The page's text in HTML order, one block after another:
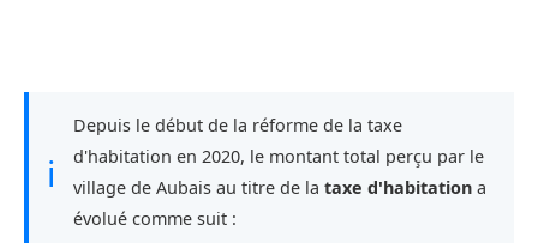
ℹ
Depuis le début de la réforme de la taxe
d'habitation en 2020, le montant total perçu par le
village de Aubais au titre de la taxe d'habitation a
évolué comme suit :